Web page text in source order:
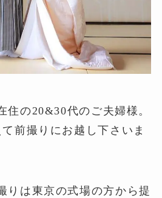
住の20&30代のご夫婦様。
前撮りにお越し下さいま
りは東京の式場の方から提